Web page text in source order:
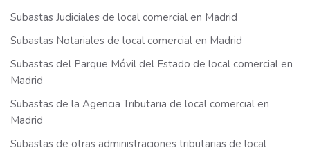
Subastas Judiciales de local comercial en Madrid
Subastas Notariales de local comercial en Madrid
Subastas del Parque Móvil del Estado de local comercial en
Madrid
Subastas de la Agencia Tributaria de local comercial en
Madrid
Subastas de otras administraciones tributarias de local